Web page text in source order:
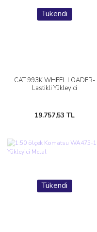
Tükendi
CAT 993K WHEEL LOADER-
Lastikli Yükleyici
19.757,53 TL
Tükendi